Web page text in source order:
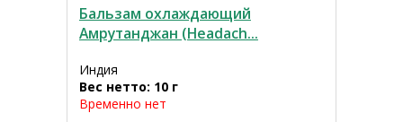
Бальзам охлаждающий
Амрутанджан (Headach...
Индия
Вес нетто: 10 г
Временно нет